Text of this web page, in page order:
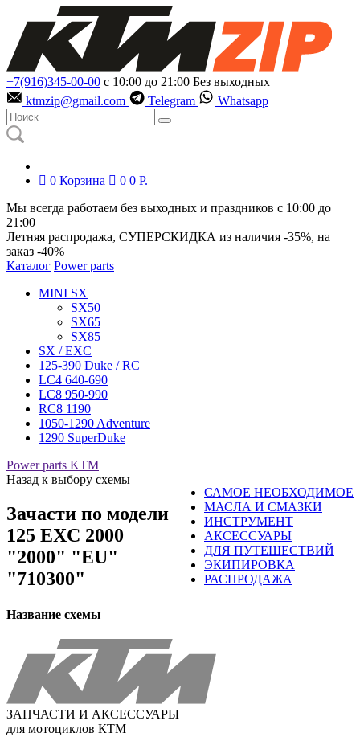
+7(916)345-00-00 с 10:00 до 21:00 Без выходных
ktmzip@gmail.com
Telegram Whatsapp
0 Корзина 0 0 Р.
Мы всегда работаем без выходных и праздников с 10:00 до
21:00
Летняя распродажа, СУПЕРСКИДКА из наличия -35%, на
заказ -40%
Каталог Power parts
MINI SX
SX50
SX65
SX85
SX / EXC
125-390 Duke / RC
LC4 640-690
LC8 950-990
RC8 1190
1050-1290 Adventure
1290 SuperDuke
Power parts KTM
САМОЕ НЕОБХОДИМОЕ
МАСЛА И СМАЗКИ
ИНСТРУМЕНТ
АКСЕССУАРЫ
ДЛЯ ПУТЕШЕСТВИЙ
ЭКИПИРОВКА
РАСПРОДАЖА
Назад к выбору схемы
Зачасти по модели
125 EXC 2000
"2000" "EU"
"710300"
Название схемы
ЗАПЧАСТИ И АКСЕССУАРЫ
для мотоциклов КТМ